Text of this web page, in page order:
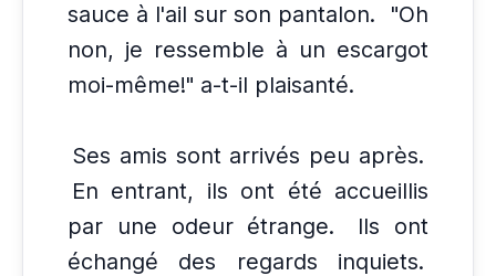
sauce à l'ail sur son pantalon.
"Oh
non, je ressemble à un escargot
moi-même!" a-t-il plaisanté.
Ses amis sont arrivés peu après.
En entrant, ils ont été accueillis
par une odeur étrange.
Ils ont
échangé des regards inquiets.